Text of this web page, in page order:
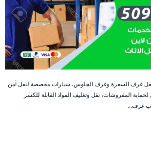
غرف السفرة وغرف الجلوس، سيارات مخصصة لنقل آمن
المفروشات، نقل وتغليف المواد القابلة للكسر
غرف…